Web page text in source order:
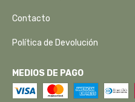
Contacto
Política de Devolución
MEDIOS DE PAGO